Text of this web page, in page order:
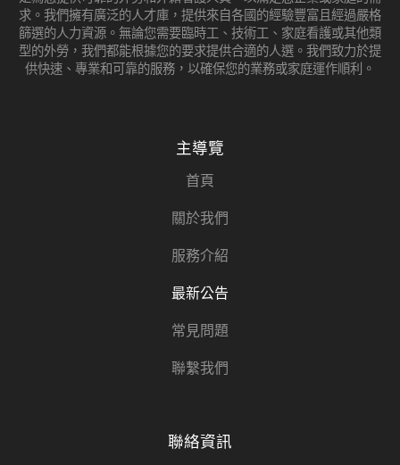
求。我們擁有廣泛的人才庫，提供來自各國的經驗豐富且經過嚴格
篩選的人力資源。無論您需要臨時工、技術工、家庭看護或其他類
型的外勞，我們都能根據您的要求提供合適的人選。我們致力於提
供快速、專業和可靠的服務，以確保您的業務或家庭運作順利。
主導覽
首頁
關於我們
服務介紹
最新公告
常見問題
聯繫我們
聯絡資訊